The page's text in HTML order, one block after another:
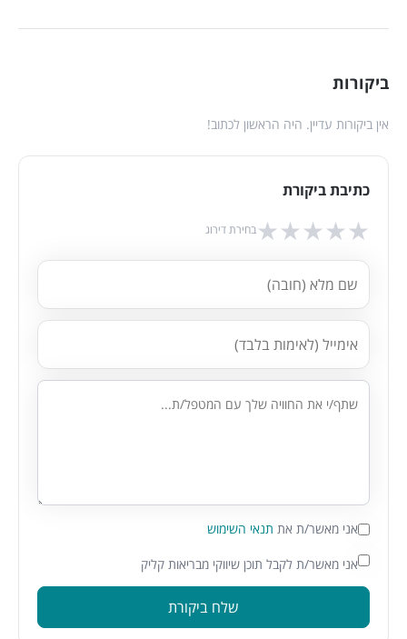
ביקורות
אין ביקורות עדיין. היה הראשון לכתוב!
כתיבת ביקורת
★★★★★ בחירת דירוג
אני מאשר/ת את תנאי השימוש
אני מאשר/ת לקבל תוכן שיווקי מבריאות קליק
שלח ביקורת